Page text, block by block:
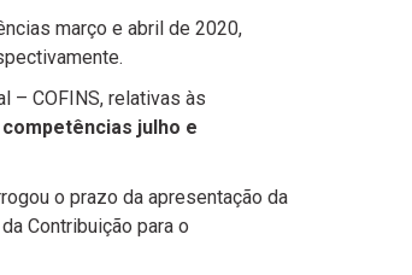
março e abril de 2020,
– COFINS, relativas às
julho e
o prazo da apresentação da
Contribuição para o